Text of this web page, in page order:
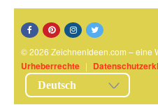
© 2026 ZeichnenIdeen.com – eine
Urheberrechte |
Deutsch